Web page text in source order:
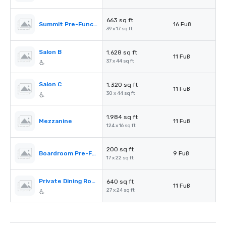
Summit Pre-Function
663 sq ft
39 x 17 sq ft
16 Fuß
Salon B 1.628 sq ft
37 x 44 sq ft
11 Fuß
Salon C 1.320 sq ft
30 x 44 sq ft
11 Fuß
Mezzanine
1.984 sq ft
124 x 16 sq ft
11 Fuß
Boardroom Pre-Function
200 sq ft
17 x 22 sq ft
9 Fuß
Private Dining Room 640 sq ft
27 x 24 sq ft
11 Fuß